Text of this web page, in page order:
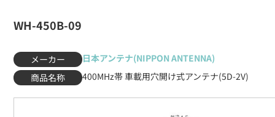
WH-450B-09
メーカー
日本アンテナ(NIPPON ANTENNA)
商品名称
400MHz帯 車載用穴開け式アンテナ(5D-2V)